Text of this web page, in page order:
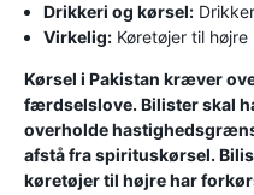
Drikkeri og kørsel:
Virkelig: Køretøjer til
Kørsel i Pakistan kræver
færdselslove. Bilister skal
overholde
afstå fra spirituskørsel.
køretøjer til højre har